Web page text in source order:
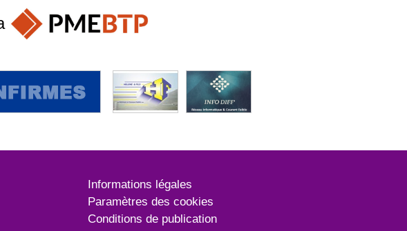
Informations légales
Paramètres des cookies
Conditions de publication